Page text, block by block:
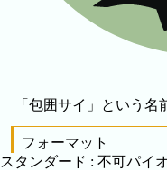
「包囲サイ」という名
フォーマット
スタンダード : 不可パイ